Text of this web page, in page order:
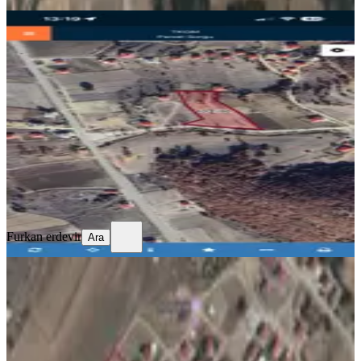
YOLA YAKIN
Andırın Orhaniye Köyü Satlık Arsa
Andırın, Orhaniye Mahallesi
1018 m²·Elektrik Hattı, Parselli +2·2.701/m²·
08.07.2026
2.750.000 ₺
Furkan erdevir
Ara
Furkan erdevir Ara
Andırın Kesik Yaylasında Satılık
Andırın, Yeni Mahallesi
523 m²·Yolu Açılmış·4.761/m²·05.07.2026